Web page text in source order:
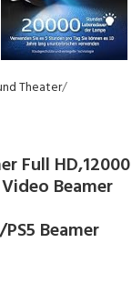
Theater
Full HD,12000
Beamer
Beamer